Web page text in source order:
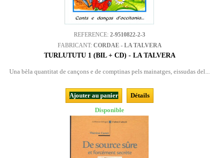
REFERENCE: 2-9510822-2-3
FABRICANT: CORDAE - LA TALVERA
TURLUTUTU 1 (BIL + CD) - LA TALVERA
Una bèla quantitat de cançons e de comptinas pels mainatges, eissudas del...
Ajouter au panier
Détails
Disponible